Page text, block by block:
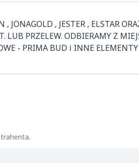
JONAGOLD , JESTER , ELSTAR
LUB PRZELEW. ODBIERAMY Z
- PRIMA BUD i INNE ELEMENTY